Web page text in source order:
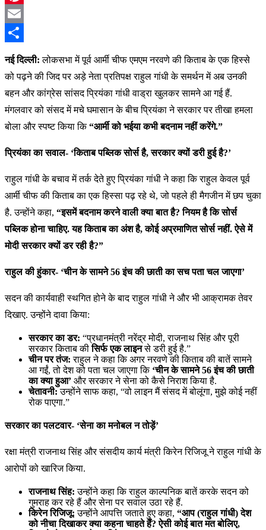
Pinterest
Email
नई दिल्ली: लोकसभा में पूर्व आर्मी चीफ एमएम नरवणे की किताब के एक हिस्से
को पढ़ने की जिद पर अड़े नेता प्रतिपक्ष राहुल गांधी के समर्थन में अब उनकी
बहन और कांग्रेस सांसद प्रियंका गांधी वाड्रा खुलकर सामने आ गई हैं.
मंगलवार को संसद में मचे घमासान के बीच प्रियंका ने सरकार पर तीखा हमला
बोला और स्पष्ट किया कि“आर्मी को भईया कभी बदनाम नहीं करेंगे.”
प्रियंका का सवाल- ‘किताब पब्लिक सोर्स है, सरकार क्यों डरी हुई है?’
राहुल गांधी के बचाव में तर्क देते हुए प्रियंका गांधी ने कहा कि राहुल केवल पूर्व
आर्मी चीफ की किताब का एक हिस्सा पढ़ रहे थे, जो पहले ही मैगजीन में छप चुका
है. उन्होंने कहा, “इसमें बदनाम करने वाली क्या बात है? नियम है कि सोर्स
पब्लिक होना चाहिए. यह किताब का अंश है, कोई अप्रमाणित सोर्स नहीं. ऐसे में
मोदी सरकार क्यों डर रही है?”
राहुल की हुंकार- ‘चीन के सामने 56 इंच की छाती का सच पता चल जाएगा’
सदन की कार्यवाही स्थगित होने के बाद राहुल गांधी ने और भी आक्रामक तेवर
दिखाए. उन्होंने दावा किया:
सरकार का डर: “प्रधानमंत्री नरेंद्र मोदी, राजनाथ सिंह और पूरी
सरकार किताब कीसिर्फ एक लाइनसे डरी हुई है.”
चीन पर तंज: राहुल ने कहा कि अगर नरवणे की किताब की बातें सामने
आ गईं, तो देश को पता चल जाएगा कि ‘चीन के सामने 56 इंच की छाती
का क्या हुआ’ और सरकार ने सेना को कैसे निराश किया है.
चेतावनी: उन्होंने साफ कहा, “वो लाइन मैं संसद में बोलूंगा, मुझे कोई नहीं
रोक पाएगा.”
सरकार का पलटवार- ‘सेना का मनोबल न तोड़ें’
रक्षा मंत्री राजनाथ सिंह और संसदीय कार्य मंत्री किरेन रिजिजू ने राहुल गांधी के
आरोपों को खारिज किया.
राजनाथ सिंह: उन्होंने कहा कि राहुल काल्पनिक बातें करके सदन को
गुमराह कर रहे हैं और सेना पर सवाल उठा रहे हैं.
किरेन रिजिजू: उन्होंने आपत्ति जताते हुए कहा, “आप (राहुल गांधी) देश
को नीचा दिखाकर क्या कहना चाहते हैं? ऐसी कोई बात मत बोलिए,